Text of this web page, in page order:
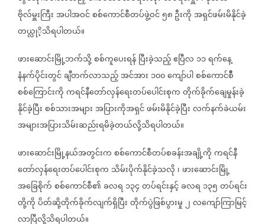
ဗိုလ်မှူးကြီးအပါအဝင်စစ်ကောင်စီတပ်ဖွဲ့ဝင်၅၈ဦးကိုအရှင်ဖမ်းမိနိုင်ခဲ့
တယ္လုိ့သိရပါတယ်။
ဖားဆောင်းမြို့ဘက်သို့စစ်ကူပေးရန်ပြီးခဲ့သည့်ဧပြီလ ၁၁ရက်နေ့
နံနက်ပိုင်းတွင်ချီတက်လာသည့်အင်အား ၁၀၀ကျော်ပါစစ်ကောင်စီီ
စစ်ကြောင်းကိုကရင်နီတော်လှန်ရေးတပ်ပေါင်းစုကတိုက်ခိုက်ချေမှုန်းခဲ့
နိုင်ခဲ့ပြီးစစ်သားအများအပြားကိုအရှင်ဖမ်းမိနိုင်ခဲ့ပြီးလက်နက်ခဲယမ်း
အများအပြားသိမ်းဆည်းရမိခဲ့တယ်လို့သိရပါတယ်။
ဖားဆောင်းမြို့နယ်အတွင်းကစစ်ကောင်စီတပ်စခန်းအချို့ကိုကရင်နီ
တော်လှန်ရေးတပ်ပေါင်းစုက သိမ်းပိုက်နိုင်ခဲ့သလို ၊ဖားဆောင်းမြို့
အခြေစိုက်စစ်ကောင်စီ၏ခလရ ၁၃၄တပ်ရင်းနှင့်ခလရ ၁၃၅တပ်ရင်း
တို့ကိုပိတ်ဆို့တိုက်ခိုက်လျက်ရှိပြီးတိုက်ပွဲဖြစ်ပွားမှု၂လကျော်ကြာမြင့်
လာပြီလို့သိရပါတယ်။